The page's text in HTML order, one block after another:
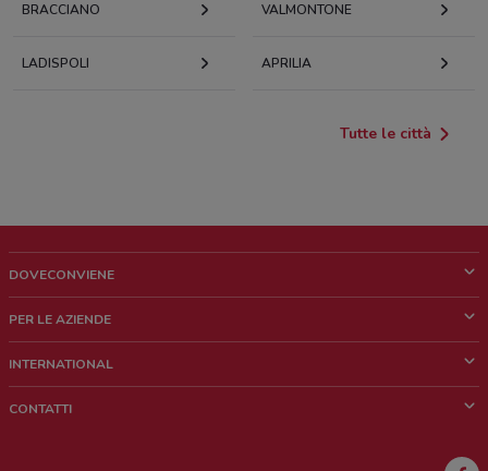
BRACCIANO VALMONTONE
LADISPOLI APRILIA
Tutte le città
DOVECONVIENE
Chi siamo
Lavora con noi
PER LE AZIENDE
Richieste commerciali e marketing
INTERNATIONAL
CONTATTI